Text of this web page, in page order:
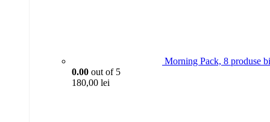
Morning Pack, 8 produse
0.00 out of 5
180,00 lei